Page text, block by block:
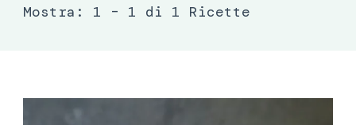
Mostra: 1 – 1 di 1 Ricette